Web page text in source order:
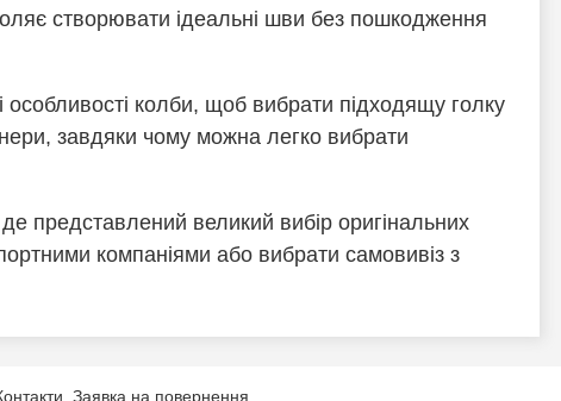
створювати ідеальні шви без пошкодження
особливості колби, щоб вибрати підходящу голку
завдяки чому можна легко вибрати
представлений великий вибір оригінальних
компаніями або вибрати самовивіз з
Заявка на повернення